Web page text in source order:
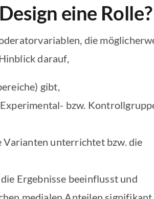
eine Rolle?
die
darauf,
gibt,
bzw.
Varianten unterrichtet bzw. die
Ergebnisse beeinflusst und